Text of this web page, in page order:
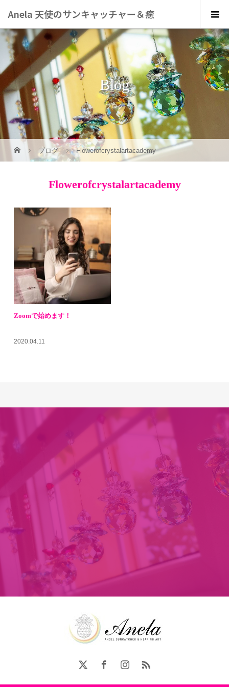
Anela 天使のサンキャッチャー＆癒
しのアート
Blog
ブログ
ブログ Flowerofcrystalartacademy
Flowerofcrystalartacademy
Zoomで始めます！
2020.04.11